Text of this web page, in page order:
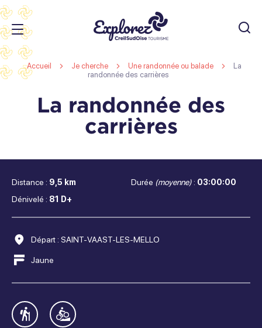
de
Creil
Sud
Accueil Je cherche Une randonnée ou balade
La
randonnée des carrières
La randonnée des
carrières
Distance : 9,5 km Durée (moyenne) : 03:00:00
Dénivelé : 81 D+
Départ : SAINT-VAAST-LES-MELLO
Jaune